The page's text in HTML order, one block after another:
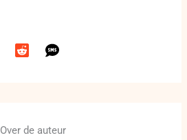
Over de auteur